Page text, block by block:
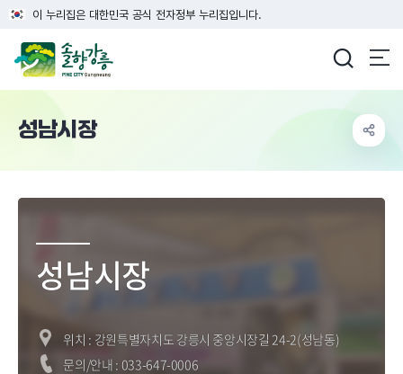
이 누리집은 대한민국 공식 전자정부 누리집입니다.
성남시장
성남시장
위치 : 강원특별자치도 강릉시 중앙시장길 24-2(성남동)
문의/안내 : 033-647-0006